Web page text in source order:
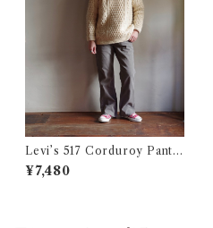
Levi’s 517 Corduroy Pants
/ リーバイス 517 コーデュロイ
パンツ
¥7,480